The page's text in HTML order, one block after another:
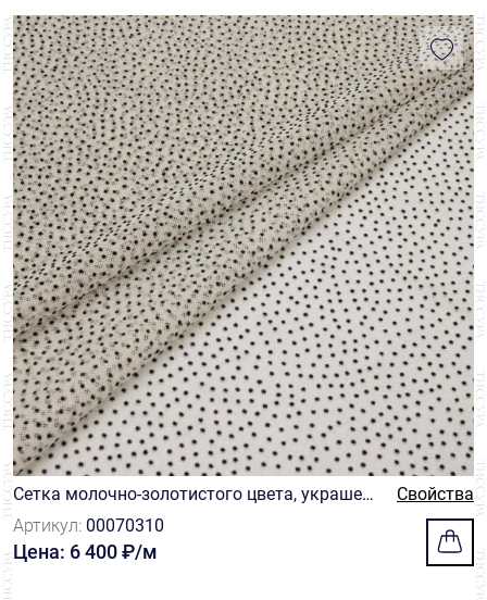
Сетка молочно-золотистого цвета, украшен
ная металлизированной нитью и мелкой му
шкой черного оттенка
Свойства
Артикул: 00070310
Цена: 6 400 ₽/м